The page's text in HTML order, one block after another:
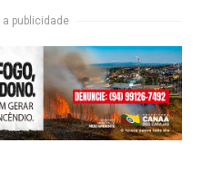
a publicidade